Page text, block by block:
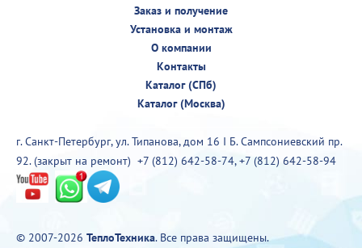
Заказ и получение
Установка и монтаж
О компании
Контакты
Каталог (СПб)
Каталог (Москва)
г. Санкт-Петербург, ул. Типанова, дом 16 I Б. Сампсониевский пр.
92. (закрыт на ремонт) +7 (812) 642-58-74,+7 (812) 642-58-94
© 2007-2026 ТеплоТехника. Все права защищены.